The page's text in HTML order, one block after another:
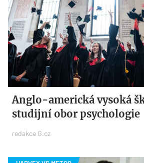
Anglo-americká vysoká
studijní obor psychologie
redakce G.cz